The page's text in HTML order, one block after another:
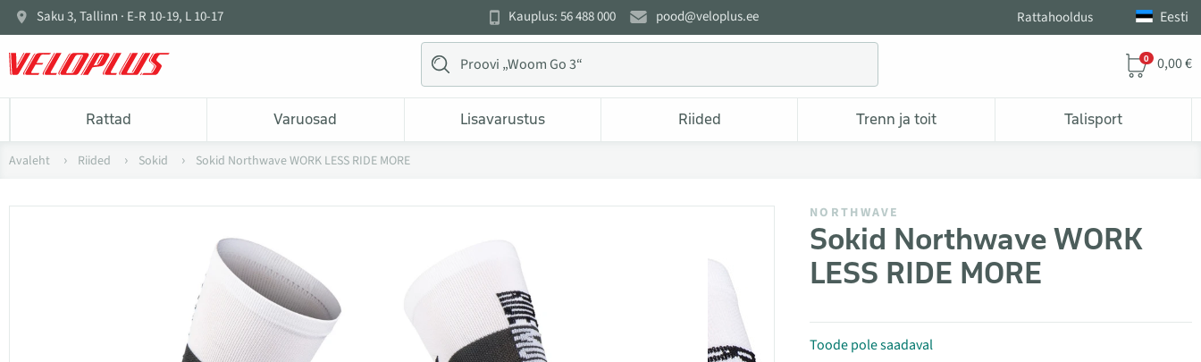
Saku 3, Tallinn · E-R 10-19, L 10-17 Kauplus: 56 488 000 pood@veloplus.ee Rattahooldus Eesti
0 0,00 €
Rattad Varuosad Lisavarustus Riided Trenn ja toit Talisport
Avaleht Riided Sokid Sokid Northwave WORK LESS RIDE MORE
NORTHWAVE
Sokid Northwave WORK
LESS RIDE MORE
Toode pole saadaval